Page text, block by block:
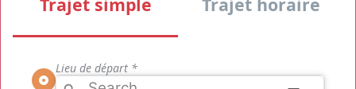
Pour vous rendre de l' aéroport Charles de Gaulle à Paris, il
existe plusieurs solutions. Tout d'abord, vous avez de
nombreuses lignes de bus à la sortie de l'aéroport ainsi que
destination en plein coeur de Paris, mais vous avez aussi et
également le RER B qui est une ligne à votre disposition pour